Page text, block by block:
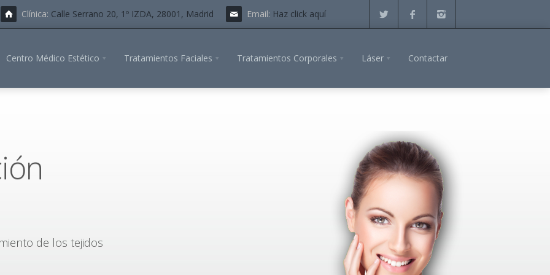
Clínica: Calle Serrano 20, 1º IZDA, 28001, Madrid Email: Haz click aquí
Centro Médico Estético Tratamientos Faciales Tratamientos Corporales Láser Contactar
de los tejidos